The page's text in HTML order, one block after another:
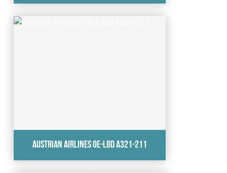
Austrian Airlines OE-LBD A321-211